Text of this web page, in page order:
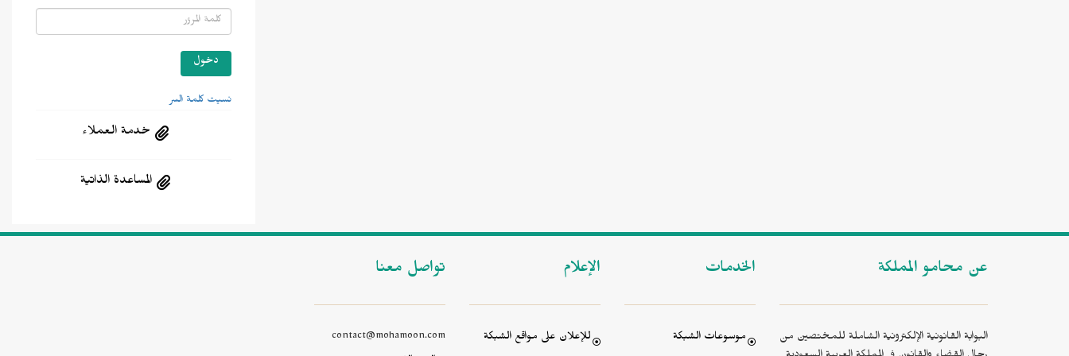
نسيت كلمة السر
خدمة العملاء
المساعدة الذاتية
عن محامو المملكة
البوابة القانونية الإلكترونية الشاملة للمختصين من
الخدمات
موسوعات الشبكة
الإعلام
للإعلان على مواقع الشبكة
تواصل معنا
contact@mohamoon.com